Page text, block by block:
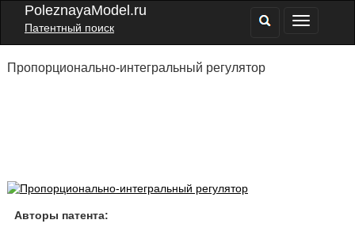
PoleznayaModel.ru
Патентный поиск
Пропорционально-интегральный регулятор
Авторы патента: